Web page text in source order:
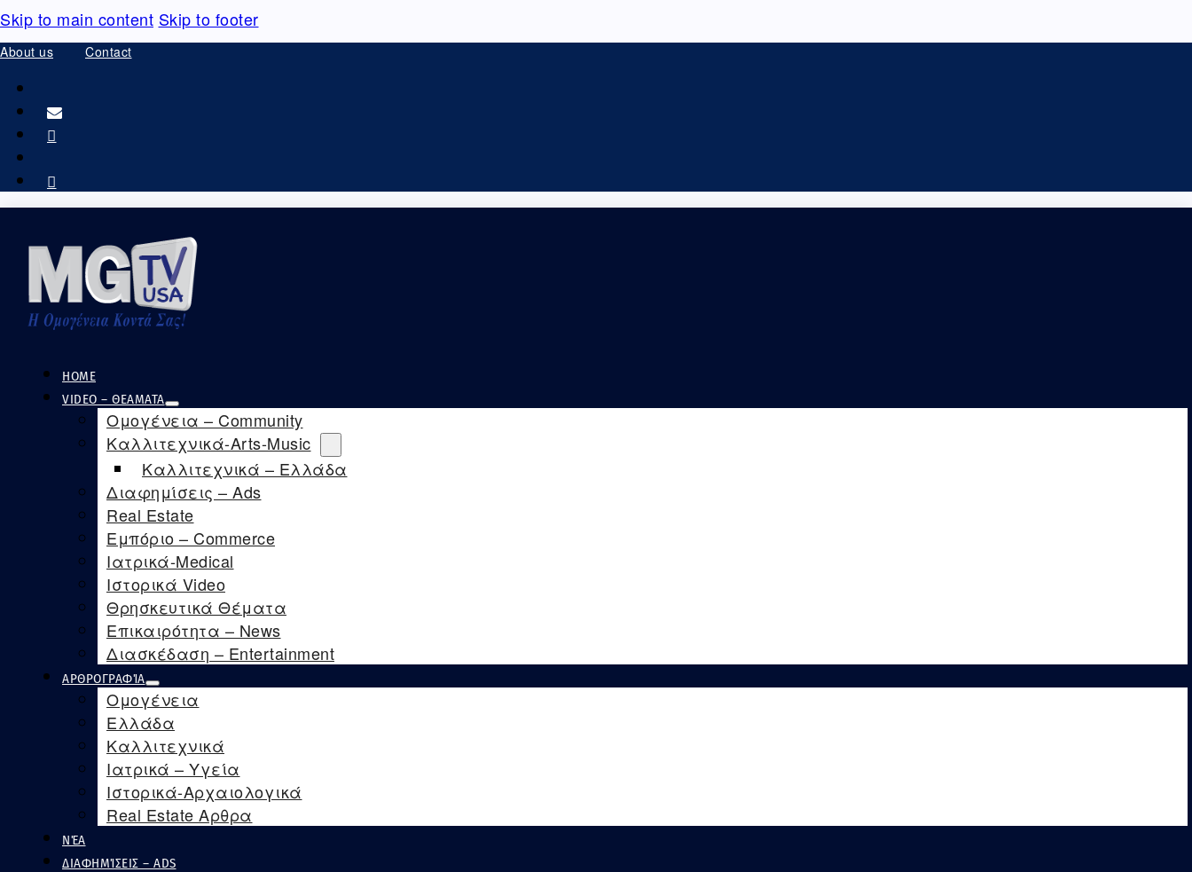
Skip to main content Skip to footer
About us Contact
HOME
VIDEO – ΘΕΑΜΑΤΑ
Ομογένεια – Community
Καλλιτεχνικά-Arts-Music
Καλλιτεχνικά – Ελλάδα
Διαφημίσεις – Ads
Real Estate
Εμπόριο – Commerce
Ιατρικά-Medical
Ιστορικά Video
Θρησκευτικά Θέματα
Επικαιρότητα – News
Διασκέδαση – Entertainment
ΑΡΘΡΟΓΡΑΦΊΑ
Ομογένεια
Ελλάδα
Καλλιτεχνικά
Ιατρικά – Υγεία
Ιστορικά-Αρχαιολογικά
Real Estate Αρθρα
ΝΈΑ
ΔΙΑΦΗΜΊΣΕΙΣ – ADS